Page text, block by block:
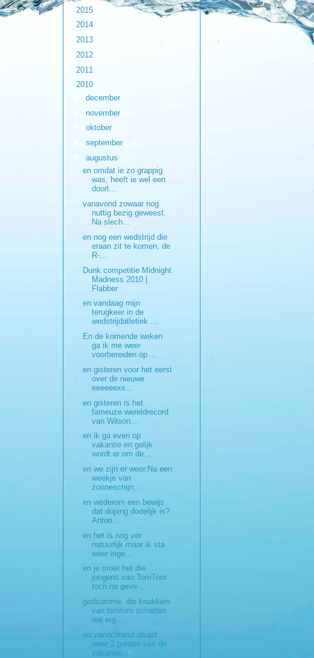
2015
2014
2013
2012
2011
2010
december
november
oktober
september
augustus
en omdat ie zo grappig
was, heeft ie wel een
doorl...
vanavond zowaar nog
nuttig bezig geweest.
Na slech...
en nog een wedstrijd die
eraan zit te komen, de
R-...
Dunk competitie Midnight
Madness 2010 |
Flabber
en vandaag mijn
terugkeer in de
wedstrijdatletiek ...
En de komende weken
ga ik me weer
voorbereiden op ...
en gisteren voor het eerst
over de nieuwe
eeeeeexx...
en gisteren is het
fameuze wereldrecord
van Wilson...
en ik ga even op
vakantie en gelijk
wordt er om de...
en we zijn er weer.Na een
weekje van
zonneschijn, ...
en wederom een bewijs
dat doping dodelijk is?
Anton...
en het is nog ver
natuurlijk maar ik sta
weer inge...
en je moet het die
jongens van TomTom
toch na geve...
godsamme, die knakkers
van tomtom schatten
me erg ...
en vanochtend alvast
weer 2 punten van de
vakantie...